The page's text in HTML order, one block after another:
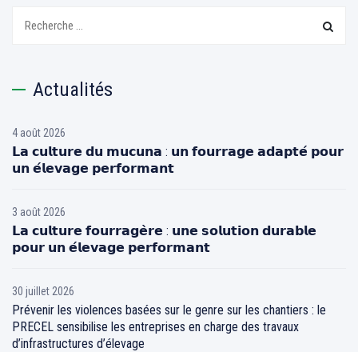
Actualités
4 août 2026
𝗟𝗮 𝗰𝘂𝗹𝘁𝘂𝗿𝗲 𝗱𝘂 𝗺𝘂𝗰𝘂𝗻𝗮 : 𝘂𝗻 𝗳𝗼𝘂𝗿𝗿𝗮𝗴𝗲 𝗮𝗱𝗮𝗽𝘁𝗲́ 𝗽𝗼𝘂𝗿
𝘂𝗻 𝗲́𝗹𝗲𝘃𝗮𝗴𝗲 𝗽𝗲𝗿𝗳𝗼𝗿𝗺𝗮𝗻𝘁
3 août 2026
𝗟𝗮 𝗰𝘂𝗹𝘁𝘂𝗿𝗲 𝗳𝗼𝘂𝗿𝗿𝗮𝗴𝗲̀𝗿𝗲 : 𝘂𝗻𝗲 𝘀𝗼𝗹𝘂𝘁𝗶𝗼𝗻 𝗱𝘂𝗿𝗮𝗯𝗹𝗲
𝗽𝗼𝘂𝗿 𝘂𝗻 𝗲́𝗹𝗲𝘃𝗮𝗴𝗲 𝗽𝗲𝗿𝗳𝗼𝗿𝗺𝗮𝗻𝘁
30 juillet 2026
Prévenir les violences basées sur le genre sur les chantiers : le
PRECEL sensibilise les entreprises en charge des travaux
d’infrastructures d’élevage